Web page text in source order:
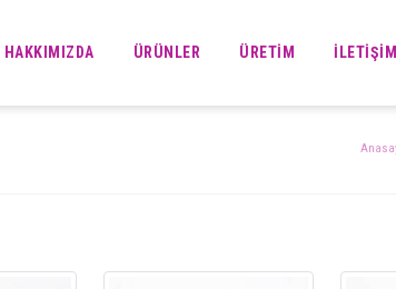
HAKKIMIZDA ÜRÜNLER ÜRETIM İLETIŞIM